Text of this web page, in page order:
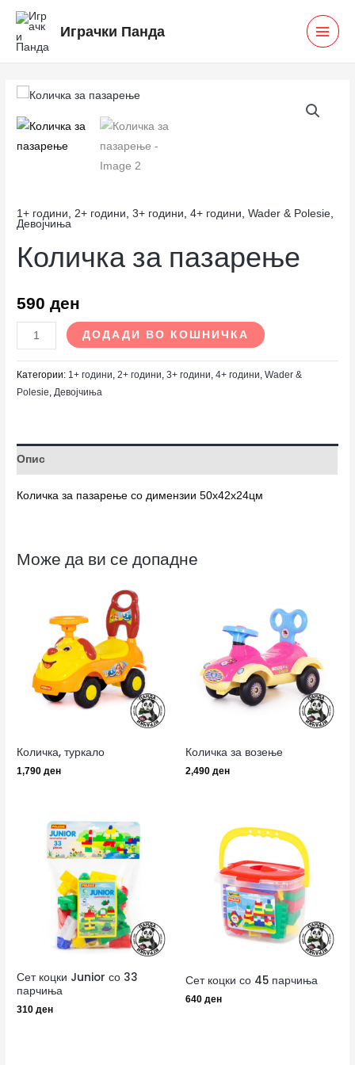
Skip
content
Играчки Панда
1+ години 2+ години ,3+ години ,4+ години ,Wader & Polesie
Девојчиња
Количка за пазарење
590ден
Количка
за
количина
ДОДАДИ ВО КОШНИЧКА
Категории: 1+ години ,2+ години ,3+ години ,4+ години ,Wader &
Polesie Девојчиња
Опис
Количка за пазарење со димензии 50x42x24цм
Може да ви се допадне
Количка, туркало
1,790ден
Количка за возење
2,490 ден
Сет коцки Junior со 33
парчиња
310ден
Сет коцки со 45 парчиња
640 ден